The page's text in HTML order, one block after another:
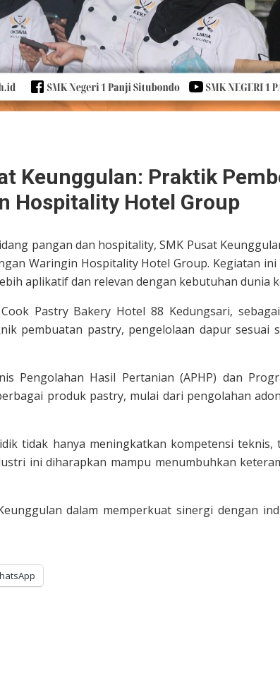
Keunggulan: Praktik
Hospitality Hotel Group
pangan dan hospitality, SMK Pusat
Waringin Hospitality Hotel Group. Kegiatan
aplikatif dan relevan dengan kebutuhan dunia
Pastry Bakery Hotel 88 Kedungsari,
pembuatan pastry, pengelolaan dapur sesuai
Pengolahan Hasil Pertanian (APHP) dan
produk pastry, mulai dari pengolahan
tidak hanya meningkatkan kompetensi
ini diharapkan mampu menumbuhkan
dalam memperkuat sinergi dengan